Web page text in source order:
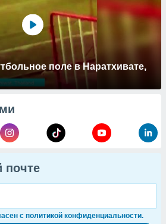
поле в Наратхивате,
почте
с политикой конфиденциальности.